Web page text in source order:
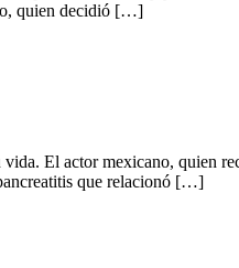
quien decidió […]
El actor mexicano, quien
que relacionó […]